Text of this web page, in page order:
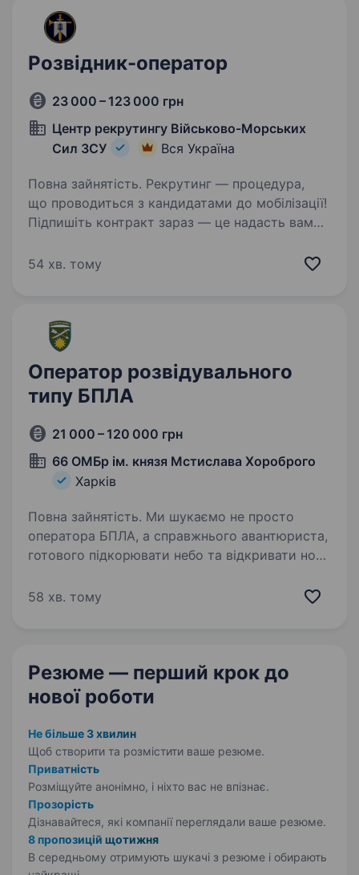
Розвідник-оператор
23 000 – 123 000 грн
Центр рекрутингу Військово-Морських
Сил ЗСУ
Вся Україна
Повна зайнятість. Рекрутинг — процедура,
що проводиться з кандидатами до мобілізації!
Підпишіть контракт зараз — це надасть вам
всі соціальні гарантії вчасно. Основна
54 хв. тому
Оператор розвідувального
типу БПЛА
21 000 – 120 000 грн
66 ОМБр ім. князя Мстислава Хороброго
Харків
Повна зайнятість. Ми шукаємо не просто
оператора БПЛА, а справжнього авантюриста,
готового підкорювати небо та відкривати нові
ефективність у польових умовах. Ви будете
58 хв. тому
Резюме — перший крок до
нової роботи
Не більше 3 хвилин
Щоб створити та розмістити ваше резюме.
Приватність
Розміщуйте анонімно, і ніхто вас не впізнає.
Прозорість
Дізнавайтеся, які компанії переглядали ваше резюме.
8 пропозицій щотижня
В середньому отримують шукачі з резюме і обирають